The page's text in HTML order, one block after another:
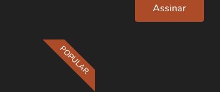
Assinar
POPULAR